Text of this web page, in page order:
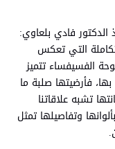
الدكتور فادي بلعاوي:
التي تعكس
الفسيفساء تتميز
فأرضيتها صلبة ما
تشبه علاقاتنا
وتفاصيلها تمثل